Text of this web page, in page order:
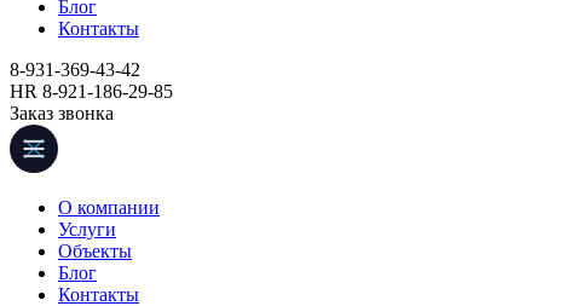
Блог
Контакты
8-931-369-43-42
HR 8-921-186-29-85
Заказ звонка
О компании
Услуги
Объекты
Блог
Контакты